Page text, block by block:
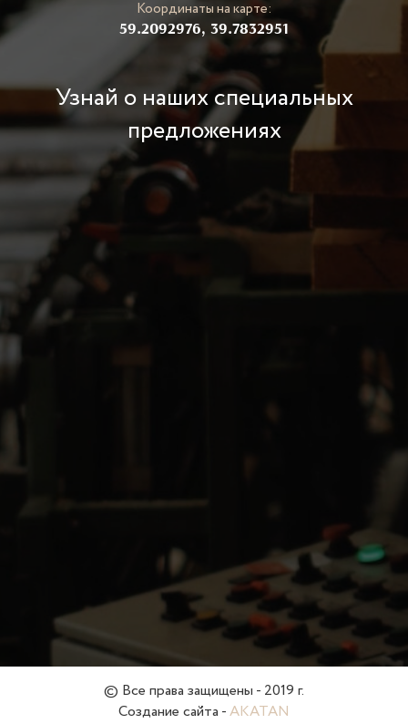
Координаты на карте:
59.2092976, 39.7832951
Узнай о наших специальных
предложениях
© Все права защищены - 2019 г.
Создание сайта -AKATAN